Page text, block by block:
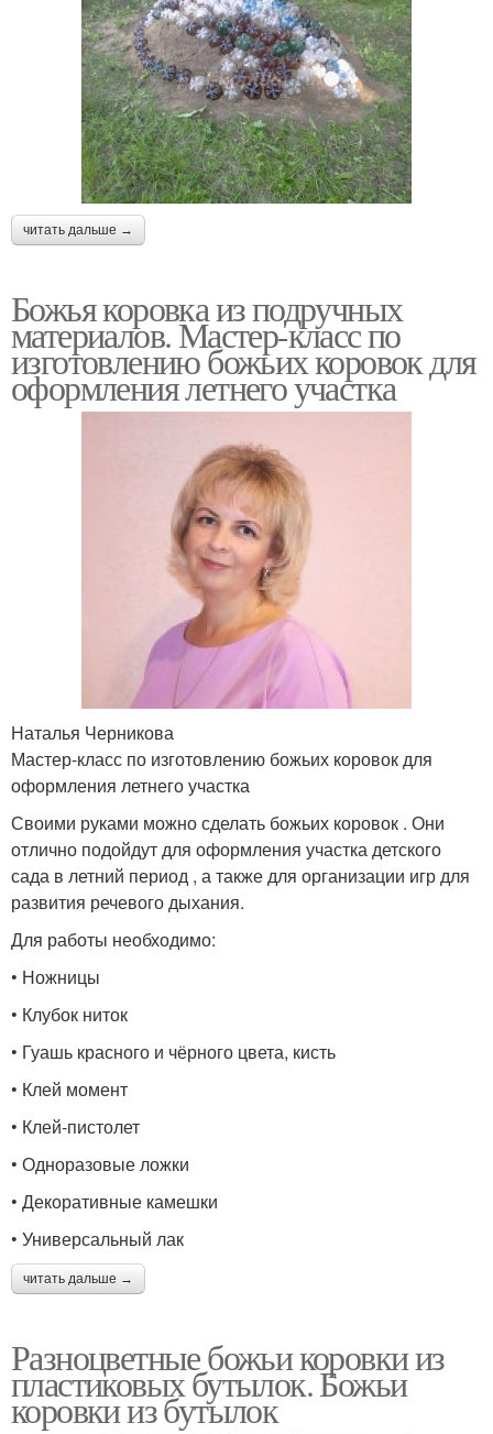
читать дальше →
Божья коровка из подручных
материалов. Мастер-класс по
изготовлению божьих коровок для
оформления летнего участка
Наталья Черникова
Мастер-класс по изготовлению божьих коровок для
оформления летнего участка
Своими руками можно сделать божьих коровок . Они
отлично подойдут для оформления участка детского
сада в летний период , а также для организации игр для
развития речевого дыхания.
Для работы необходимо:
• Ножницы
• Клубок ниток
• Гуашь красного и чёрного цвета, кисть
• Клей момент
• Клей-пистолет
• Одноразовые ложки
• Декоративные камешки
• Универсальный лак
читать дальше →
Разноцветные божьи коровки из
пластиковых бутылок. Божьи
коровки из бутылок